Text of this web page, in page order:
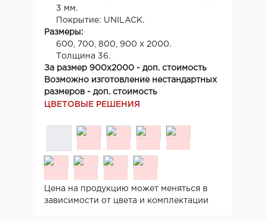
3 мм.
Покрытие: UNILACK.
Размеры:
600, 700, 800, 900 х 2000.
Толщина 36.
За размер 900х2000 - доп. стоимость
Возможно изготовление нестандартных
размеров - доп. стоимость
ЦВЕТОВЫЕ РЕШЕНИЯ
Цена на продукцию может меняться в
зависимости от цвета и комплектации